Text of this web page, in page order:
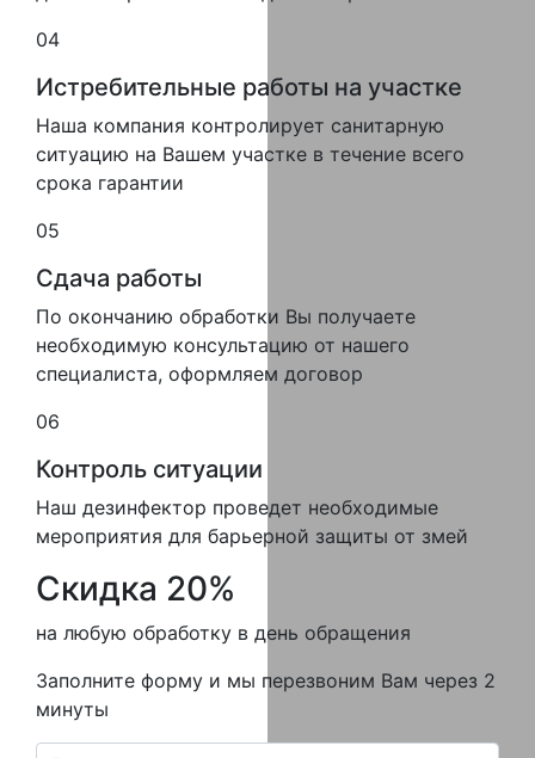
04
Истребительные работы на участке
Наша компания контролирует санитарную
ситуацию на Вашем участке в течение всего
срока гарантии
05
Сдача работы
По окончанию обработки Вы получаете
необходимую консультацию от нашего
специалиста, оформляем договор
06
Контроль ситуации
Наш дезинфектор проведет необходимые
мероприятия для барьерной защиты от змей
Скидка 20%
на любую обработку в день обращения
Заполните форму и мы перезвоним Вам через 2
минуты